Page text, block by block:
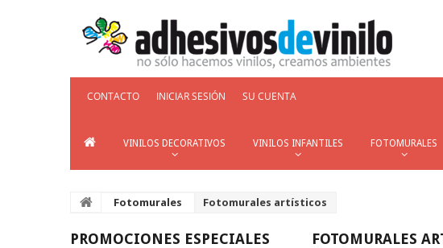
CONTACTO INICIAR SESIÓN SU CUENTA
VINILOS DECORATIVOS VINILOS INFANTILES FOTOMURALES
Fotomurales Fotomurales artísticos
PROMOCIONES ESPECIALES FOTOMURALES